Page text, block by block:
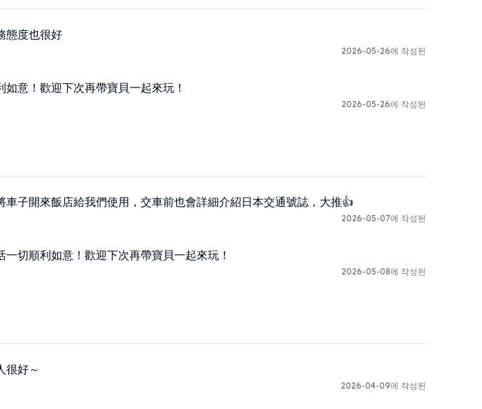
態度也很好
2026-05-26에 작성된
意！歡迎下次再帶寶貝一起來玩！
2026-05-26에 작성된
子開來飯店給我們使用，交車前也會詳細介紹日本交通號誌，大推👍
2026-05-07에 작성된
切順利如意！歡迎下次再帶寶貝一起來玩！
2026-05-08에 작성된
很好～
2026-04-09에 작성된